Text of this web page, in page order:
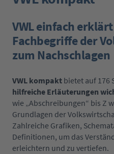
VWL einfach
Fachbegriffe der
zum Nachschlagen
VWL kompakt bietet auf 176
hilfreiche Erläuterungen
wie „Abschreibungen“ bis Z
Grundlagen der
Zahlreiche Grafiken,
Definitionen, um das
erleichtern und zu vertiefen.